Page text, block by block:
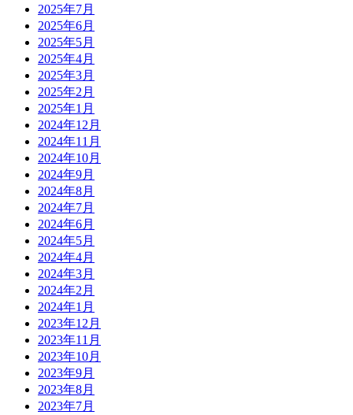
2025年7月
2025年6月
2025年5月
2025年4月
2025年3月
2025年2月
2025年1月
2024年12月
2024年11月
2024年10月
2024年9月
2024年8月
2024年7月
2024年6月
2024年5月
2024年4月
2024年3月
2024年2月
2024年1月
2023年12月
2023年11月
2023年10月
2023年9月
2023年8月
2023年7月